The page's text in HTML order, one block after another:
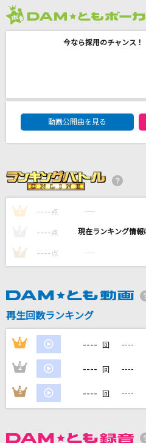
米津玄師
オレンジ
星街すいせい
ダンスホール
Mrs. GREEN APPLE
[生音]ハッピーラッキーチ
This Is Me [ディス・イズ
マセマティカ!
さくら学院
DAMの新曲・ラ
今なら採用のチャンス
DAM★ともボーカルエ
動画公開曲を見る
1 ---- 点 ----
---- 点 ----
3 ---- 点 ----
再生回数ランキング
1 ---- 回 ----
2 ---- 回 ----
3 ---- 回 ----